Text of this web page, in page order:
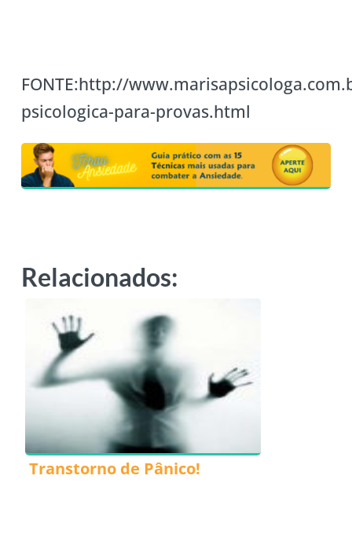
FONTE:http://
psicologica-para-provas.html
Relacionados:
Transtorno de Pânico!